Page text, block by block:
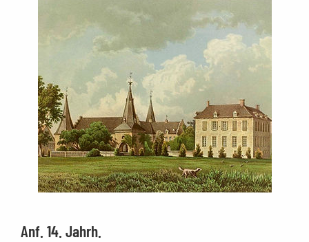
Anf. 14. Jahrh.